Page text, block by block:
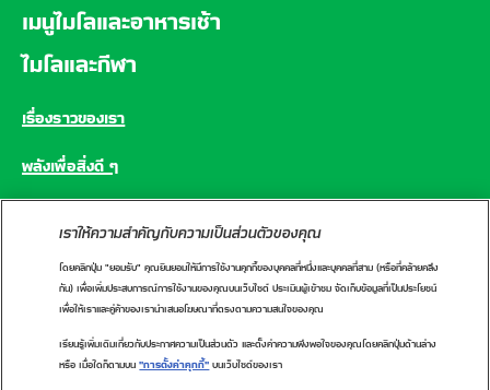
เมนูไมโลและอาหารเช้า
ไมโลและกีฬา
เรื่องราวของเรา
พลังเพื่อสิ่งดี ๆ
CONNECT WITH US
เราให้ความสำคัญกับความเป็นส่วนตัวของคุณ
โดยคลิกปุ่ม "ยอมรับ" คุณยินยอมให้มีการใช้งานคุกกี้ของบุคคลที่หนึ่งและบุคคลที่สาม (หรือที่คล้ายคลึง
กัน) เพื่อเพิ่มประสบการณ์การใช้งานของคุณบนเว็บไซต์ ประเมินผู้เข้าชม จัดเก็บข้อมูลที่เป็นประโยชน์
เพื่อให้เราและคู่ค้าของเรานำเสนอโฆษณาที่ตรงตามความสนใจของคุณ
เรียนรู้เพิ่มเติมเกี่ยวกับประกาศความเป็นส่วนตัว และตั้งค่าความพึงพอใจของคุณโดยคลิกปุ่มด้านล่าง
หรือ เมื่อใดก็ตามบน"การตั้งค่าคุกกี้"บนเว็บไซต์ของเรา